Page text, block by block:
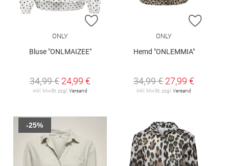
ZUR WUNSCHLISTE HINZUFÜGEN
ONLY
Bluse "ONLMAIZEE"
34,99 € 24,99 €
inkl. MwSt. zzgl. Versand
ZUR
ONLY
Hemd "ONLEMMIA"
34,99 € 27,99 €
inkl. MwSt. zzgl. Versand
-25%